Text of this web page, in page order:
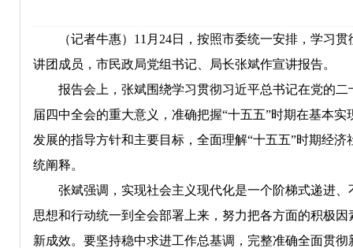
（记者牛惠）11月24日，按照市委统一安排，学习贯
讲团成员，市民政局党组书记、局长张斌作宣讲报告。
报告会上，张斌围绕学习贯彻习近平总书记在党的二
届四中全会的重大意义，准确把握“十五五”时期在基本
发展的指导方针和主要目标，全面理解“十五五”时期经
统阐释。
张斌强调，实现社会主义现代化是一个阶梯式递进、
思想和行动统一到全会部署上来，努力把各方面的积极
新成效。要坚持稳中求进工作总基调，完整准确全面贯